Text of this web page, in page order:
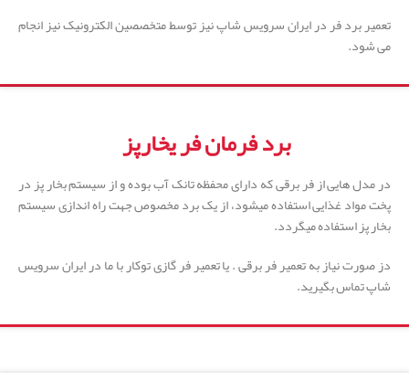
تعمیر برد فر در ایران سرویس شاپ نیز توسط متخصصین الکترونیک نیز انجام
می شود.
برد فرمان فر یخارپز
در مدل هایی از فر برقی که دارای محفظه تانک آب بوده و از سیستم بخار پز در
پخت مواد غذایی استفاده میشود، از یک برد مخصوص جهت راه اندازی سیستم
بخار پز استفاده میگردد.
دز صورت نیاز به تعمیر فر برقی . یا تعمیر فر گازی توکار با ما در ایران سرویس
شاپ تماس بگیرید.